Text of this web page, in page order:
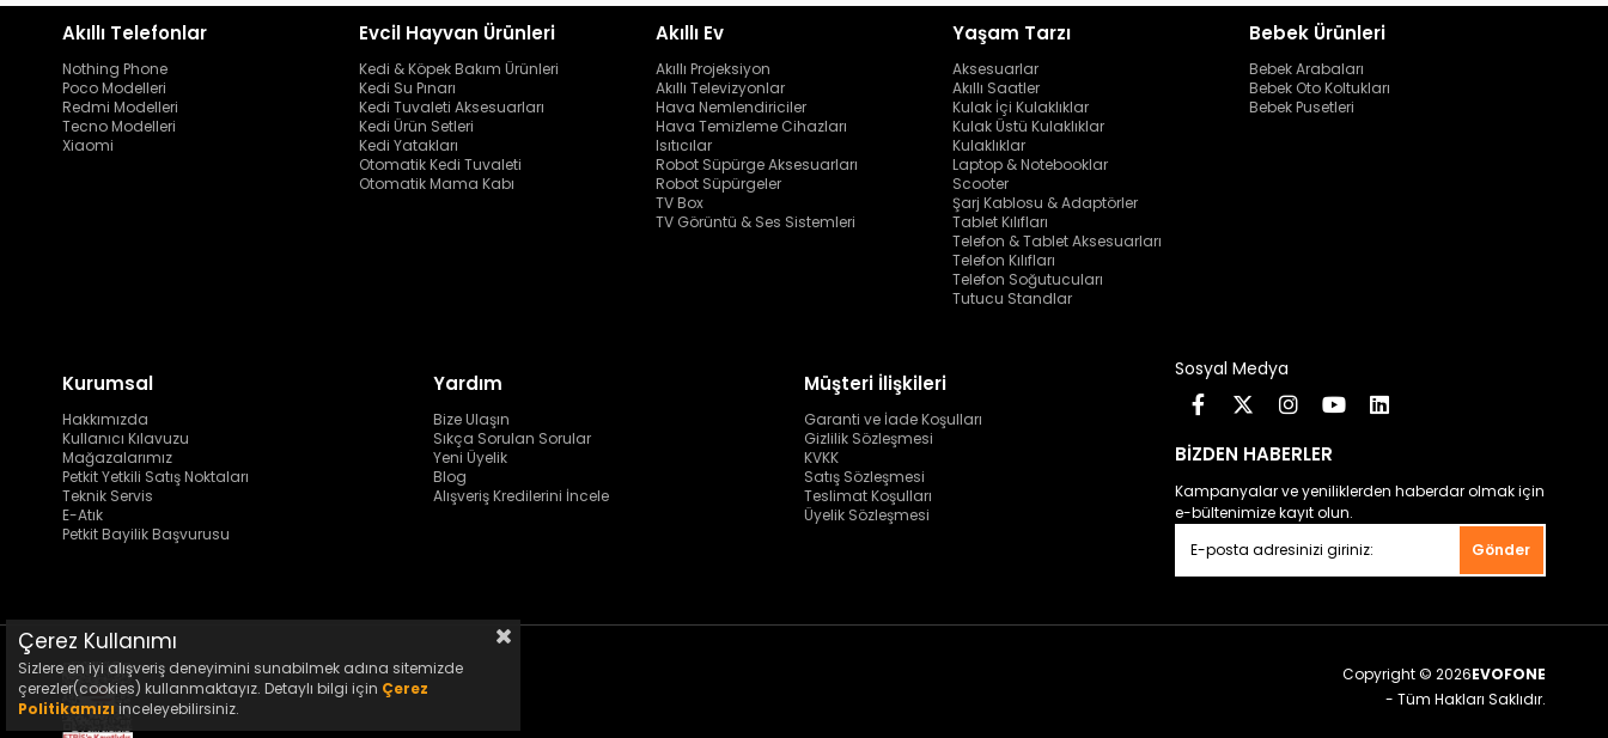
Akıllı Telefonlar
Nothing Phone
Poco Modelleri
Redmi Modelleri
Tecno Modelleri
Xiaomi
Evcil Hayvan Ürünleri
Kedi & Köpek Bakım Ürünleri
Kedi Su Pınarı
Kedi Tuvaleti Aksesuarları
Kedi Ürün Setleri
Kedi Yatakları
Otomatik Kedi Tuvaleti
Otomatik Mama Kabı
Akıllı Ev
Akıllı Projeksiyon
Akıllı Televizyonlar
Hava Nemlendiriciler
Hava Temizleme Cihazları
Isıtıcılar
Robot Süpürge Aksesuarları
Robot Süpürgeler
TV Box
TV Görüntü & Ses Sistemleri
Yaşam Tarzı
Aksesuarlar
Akıllı Saatler
Kulak İçi Kulaklıklar
Kulak Üstü Kulaklıklar
Kulaklıklar
Laptop & Notebooklar
Scooter
Şarj Kablosu & Adaptörler
Tablet Kılıfları
Telefon & Tablet Aksesuarları
Telefon Kılıfları
Telefon Soğutucuları
Tutucu Standlar
Bebek Ürünleri
Bebek Arabaları
Bebek Oto Koltukları
Bebek Pusetleri
Kurumsal
Hakkımızda
Kullanıcı Kılavuzu
Mağazalarımız
Petkit Yetkili Satış Noktaları
Teknik Servis
E-Atık
Petkit Bayilik Başvurusu
Yardım
Bize Ulaşın
Sıkça Sorulan Sorular
Yeni Üyelik
Blog
Alışveriş Kredilerini İncele
Müşteri İlişkileri
Garanti ve İade Koşulları
Gizlilik Sözleşmesi
KVKK
Satış Sözleşmesi
Teslimat Koşulları
Üyelik Sözleşmesi
Sosyal Medya
BİZDEN HABERLER
Kampanyalar ve yeniliklerden haberdar olmak için
e-bültenimize kayıt olun.
Gönder
Copyright © 2026EVOFONE
- Tüm Hakları Saklıdır.
Çerez Kullanımı
Sizlere en iyi alışveriş deneyimini sunabilmek adına sitemizde
çerezler(cookies) kullanmaktayız. Detaylı bilgi için Çerez
Politikamızı inceleyebilirsiniz.